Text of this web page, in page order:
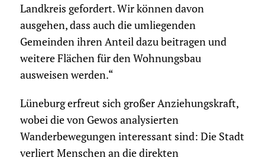
Landkreis gefordert. Wir können davon
ausgehen, dass auch die umliegenden
Gemeinden ihren Anteil dazu beitragen und
weitere Flächen für den Wohnungsbau
ausweisen werden.“
Lüneburg erfreut sich großer Anziehungskraft,
wobei die von Gewos analysierten
Wanderbewegungen interessant sind: Die Stadt
verliert Menschen an die direkten